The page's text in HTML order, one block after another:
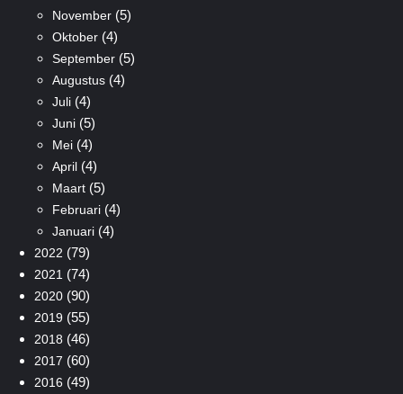
November(5)
Oktober(4)
September(5)
Augustus(4)
Juli(4)
Juni(5)
Mei(4)
April(4)
Maart(5)
Februari(4)
Januari(4)
2022 (79)
2021 (74)
2020(90)
2019 (55)
2018 (46)
2017 (60)
2016 (49)